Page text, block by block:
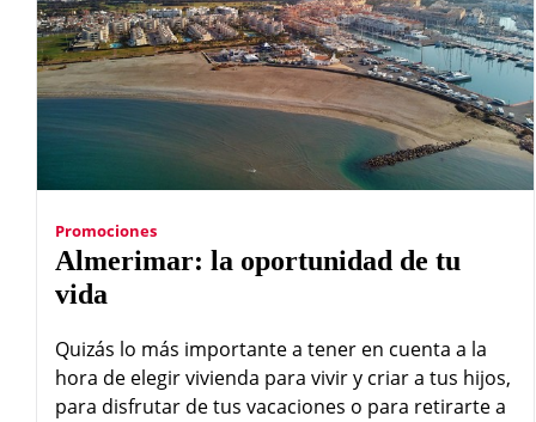
Promociones
Almerimar: la oportunidad de tu
vida
Quizás lo más importante a tener en cuenta a la
hora de elegir vivienda para vivir y criar a tus hijos,
para disfrutar de tus vacaciones o para retirarte a